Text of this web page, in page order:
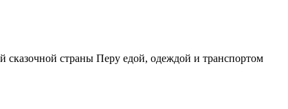
страны Перу едой, одеждой и транспортом